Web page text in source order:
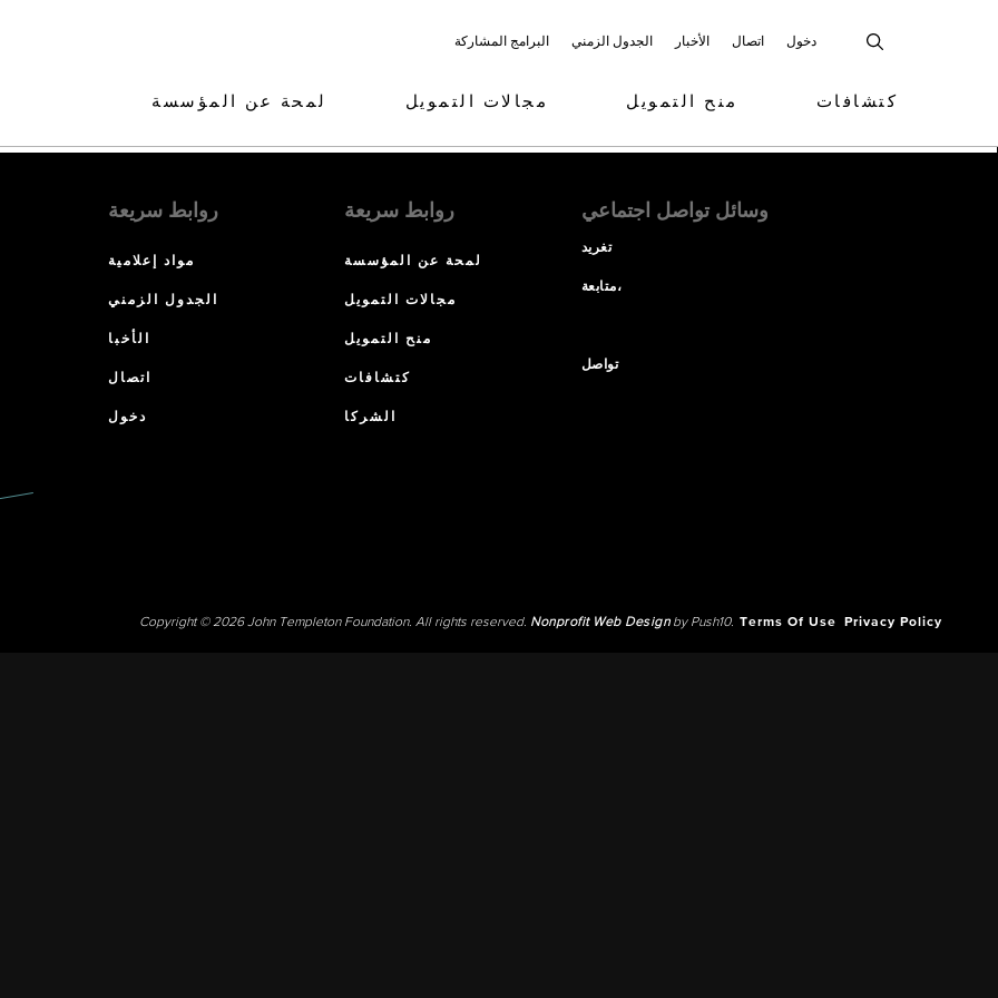
البرامج المشاركة الجدول الزمني الأخبار اتصال دخول
لمحة عن المؤسسة مجالات التمويل منح التمويل كتشافات
روابط سريعة
مواد إعلامية
الجدول الزمني
الأخبا
اتصال
دخول
روابط سريعة
لمحة عن المؤسسة
مجالات التمويل
منح التمويل
كتشافات
الشركا
وسائل تواصل اجتماعي
تغريد
متابعة،
تواصل
Copyright © 2026 John Templeton Foundation. All rights reserved. Nonprofit Web Designby Push10. Terms Of Use Privacy Policy